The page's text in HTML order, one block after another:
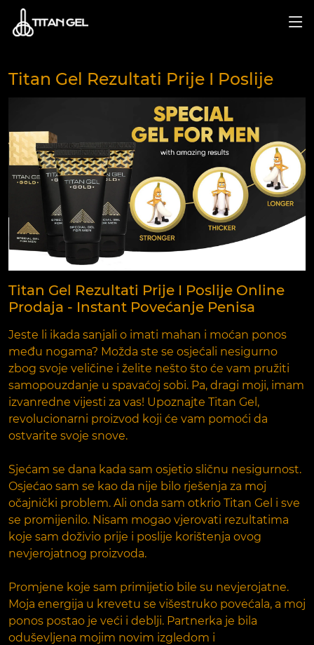
Titan Gel Rezultati Prije I Poslije
Titan Gel Rezultati Prije I Poslije Online
Prodaja - Instant Povećanje Penisa
Jeste li ikada sanjali o imati mahan i moćan ponos
među nogama? Možda ste se osjećali nesigurno
zbog svoje veličine i želite nešto što će vam pružiti
samopouzdanje u spavaćoj sobi. Pa, dragi moji, imam
izvanredne vijesti za vas! Upoznajte Titan Gel,
revolucionarni proizvod koji će vam pomoći da
ostvarite svoje snove.
Sjećam se dana kada sam osjetio sličnu nesigurnost.
Osjećao sam se kao da nije bilo rješenja za moj
očajnički problem. Ali onda sam otkrio Titan Gel i sve
se promijenilo. Nisam mogao vjerovati rezultatima
koje sam doživio prije i poslije korištenja ovog
nevjerojatnog proizvoda.
Promjene koje sam primijetio bile su nevjerojatne.
Moja energija u krevetu se višestruko povećala, a moj
ponos postao je veći i deblji. Partnerka je bila
oduševljena mojim novim izgledom i